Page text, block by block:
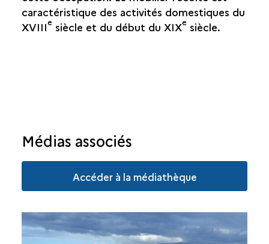
SAINTE-SUZANNE
SALAZIE
caractéristique des activités domestiques du
XVIIIe siècle et du début du XIXe siècle.
Médias associés
Accéder à la médiathèque